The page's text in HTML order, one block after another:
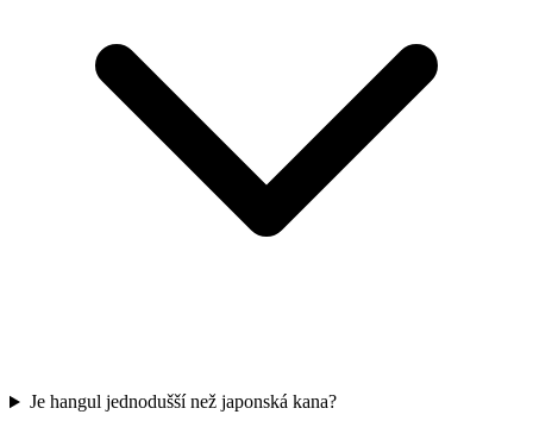
Je hangul jednodušší než japonská kana?